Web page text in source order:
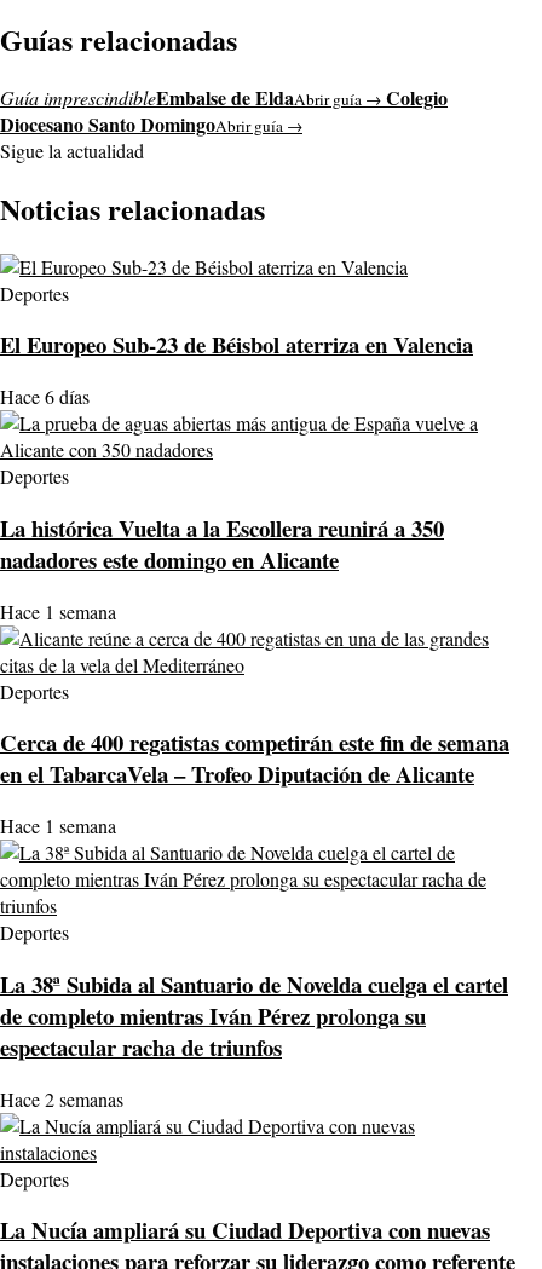
Guías relacionadas
Guía imprescindibleEmbalse de EldaAbrir guía → Colegio
Diocesano Santo DomingoAbrir guía →
Sigue la actualidad
Noticias relacionadas
Deportes
El Europeo Sub-23 de Béisbol aterriza en Valencia
Hace 6 días
Deportes
La histórica Vuelta a la Escollera reunirá a 350
nadadores este domingo en Alicante
Hace 1 semana
Deportes
Cerca de 400 regatistas competirán este fin de semana
en el TabarcaVela – Trofeo Diputación de Alicante
Hace 1 semana
Deportes
La 38ª Subida al Santuario de Novelda cuelga el cartel
de completo mientras Iván Pérez prolonga su
espectacular racha de triunfos
Hace 2 semanas
Deportes
La Nucía ampliará su Ciudad Deportiva con nuevas
instalaciones para reforzar su liderazgo como referente